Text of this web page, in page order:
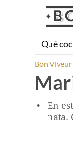
Qué
Bon Viveur
En
nata.